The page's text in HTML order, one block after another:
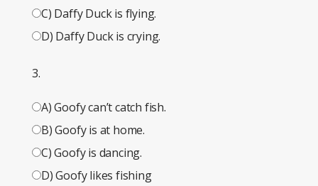
C) Daffy Duck is flying.
D) Daffy Duck is crying.
3.
A) Goofy can’t catch fish.
B) Goofy is at home.
C) Goofy is dancing.
D) Goofy likes fishing